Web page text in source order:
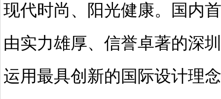
现代时尚、阳光健康。国内
由实力雄厚、信誉卓著的深
运用最具创新的国际设计理